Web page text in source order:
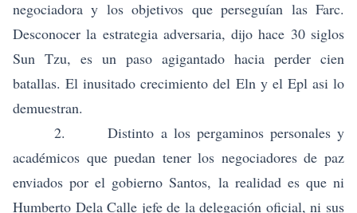
negociadora y los objetivos que perseguían las Farc.
Desconocer la estrategia adversaria, dijo hace 30 siglos
Sun Tzu, es un paso agigantado hacia perder cien
batallas. El inusitado crecimiento del Eln y el Epl asi lo
demuestran.
2. Distinto a los pergaminos personales y
académicos que puedan tener los negociadores de paz
enviados por el gobierno Santos, la realidad es que ni
Humberto Dela Calle jefe de la delegación oficial, ni sus